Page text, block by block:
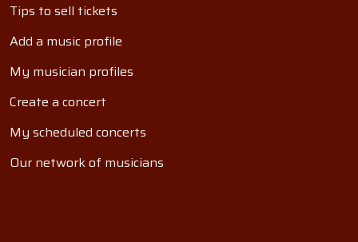
Tips to sell tickets
Add a music profile
My musician profiles
Create a concert
My scheduled concerts
Our network of musicians